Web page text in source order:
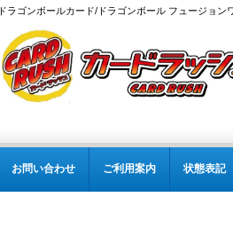
ドラゴンボールカード/ドラゴンボール フュージョン
お問い合わせ ご利用案内 状態表記